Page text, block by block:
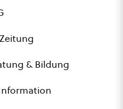
Zeitung
& Bildung